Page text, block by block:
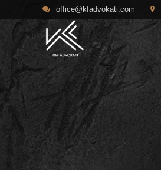
office@kfadvokati.com